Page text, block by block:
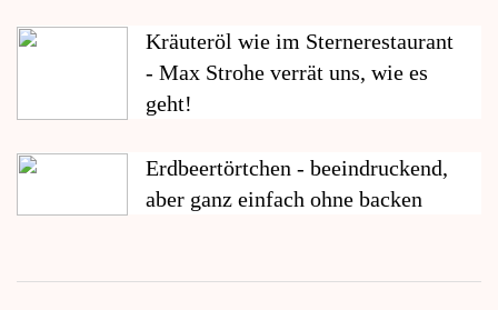
Kräuteröl wie im Sternerestaurant
- Max Strohe verrät uns, wie es
geht!
Erdbeertörtchen - beeindruckend,
aber ganz einfach ohne backen